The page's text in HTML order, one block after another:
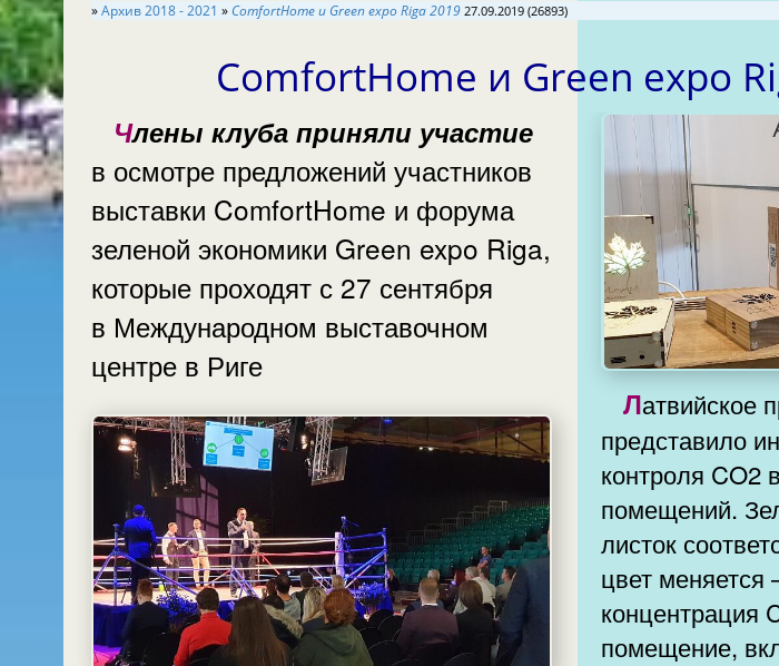
»Архив 2018 - 2021 » ComfortHome и Green expo Riga 2019 27.09.2019 (26893)
ComfortHome и Green expo
Члены клуба приняли участие
в осмотре предложений участников
выставки ComfortHome и форума
зеленой экономики Green expo Riga,
которые проходят с 27 сентября
в Международном выставочном
центре в Риге
Латвийское
представило
контроля CO2
помещений.
листок
цвет
концентрация
помещение,